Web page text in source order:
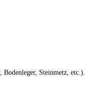
Steinmetz, etc.).